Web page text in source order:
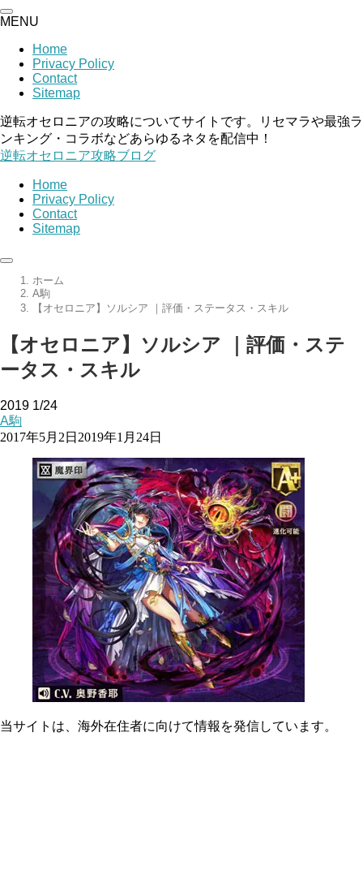
MENU
Home
Privacy Policy
Contact
Sitemap
逆転オセロニアの攻略についてサイトです。リセマラや最強ラ
ンキング・コラボなどあらゆるネタを配信中！
逆転オセロニア攻略ブログ
Home
Privacy Policy
Contact
Sitemap
ホーム
A駒
【オセロニア】ソルシア ｜評価・ステータス・スキル
【オセロニア】ソルシア ｜評価・ステ
ータス・スキル
2019 1/24
A駒
2017年5月2日 2019年1月24日
当サイトは、海外在住者に向けて情報を発信しています。